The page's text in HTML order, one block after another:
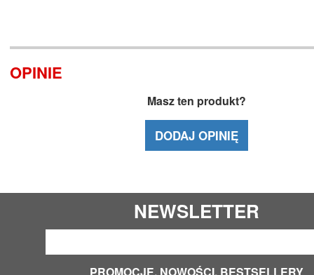
OPINIE
Masz ten produkt?
DODAJ OPINIĘ
NEWSLETTER